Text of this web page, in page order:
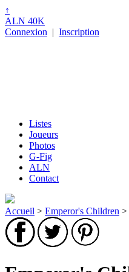
↑
ALN 40K
Connexion | Inscription
Listes
Joueurs
Photos
G-Fig
ALN
Contact
Accueil > Emperor's Children >